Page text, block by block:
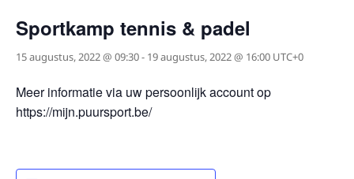
Sportkamp tennis & padel
15 augustus, 2022 @ 09:30- 19 augustus, 2022 @ 16:00 UTC+0
Meer informatie via uw persoonlijk account op
https://mijn.puursport.be/